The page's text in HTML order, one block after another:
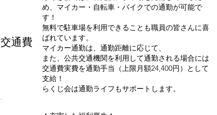
交通費
め、マイカー・自転車・バイクでの通勤が可能で
す！
無料で駐車場を利用できることも職員の皆さんに喜
ばれています。
マイカー通勤は、通勤距離に応じて、
また、公共交通機関を利用して通勤される場合には
交通費実費を通勤手当（上限月額24,400円）として
支給！
らくじ会は通勤ライフもサポートします。